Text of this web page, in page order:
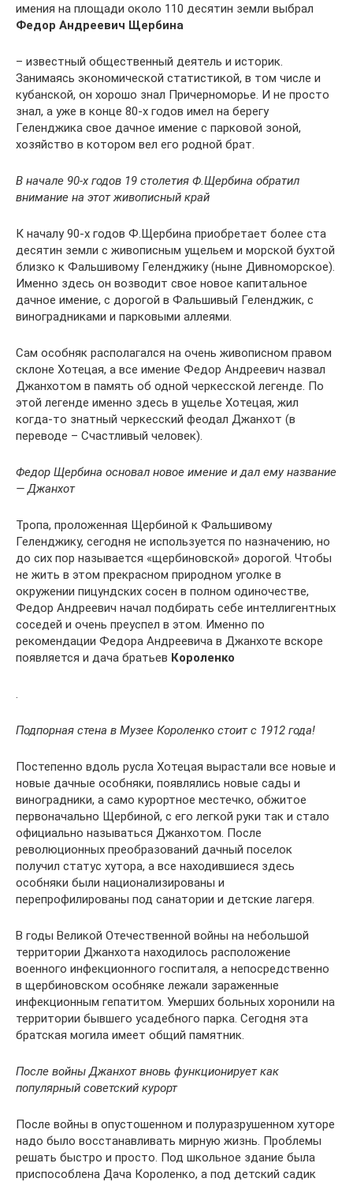
имения на площади около 110 десятин земли выбрал
Федор Андреевич Щербина
– известный общественный деятель и историк.
Занимаясь экономической статистикой, в том числе и
кубанской, он хорошо знал Причерноморье. И не просто
знал, а уже в конце 80-х годов имел на берегу
Геленджика свое дачное имение с парковой зоной,
хозяйство в котором вел его родной брат.
В начале 90-х годов 19 столетия Ф.Щербина обратил
внимание на этот живописный край
К началу 90-х годов Ф.Щербина приобретает более ста
десятин земли с живописным ущельем и морской бухтой
близко к Фальшивому Геленджику (ныне Дивноморское).
Именно здесь он возводит свое новое капитальное
дачное имение, с дорогой в Фальшивый Геленджик, с
виноградниками и парковыми аллеями.
Сам особняк располагался на очень живописном правом
склоне Хотецая, а все имение Федор Андреевич назвал
Джанхотом в память об одной черкесской легенде. По
этой легенде именно здесь в ущелье Хотецая, жил
когда-то знатный черкесский феодал Джанхот (в
переводе – Счастливый человек).
Федор Щербина основал новое имение и дал ему название
— Джанхот
Тропа, проложенная Щербиной к Фальшивому
Геленджику, сегодня не используется по назначению, но
до сих пор называется «щербиновской» дорогой. Чтобы
не жить в этом прекрасном природном уголке в
окружении пицундских сосен в полном одиночестве,
Федор Андреевич начал подбирать себе интеллигентных
соседей и очень преуспел в этом. Именно по
рекомендации Федора Андреевича в Джанхоте вскоре
появляется и дача братьев Короленко
.
Подпорная стена в Музее Короленко стоит с 1912 года!
Постепенно вдоль русла Хотецая вырастали все новые и
новые дачные особняки, появлялись новые сады и
виноградники, а само курортное местечко, обжитое
первоначально Щербиной, с его легкой руки так и стало
официально называться Джанхотом. После
революционных преобразований дачный поселок
получил статус хутора, а все находившиеся здесь
особняки были национализированы и
перепрофилированы под санатории и детские лагеря.
В годы Великой Отечественной войны на небольшой
территории Джанхота находилось расположение
военного инфекционного госпиталя, а непосредственно
в щербиновском особняке лежали зараженные
инфекционным гепатитом. Умерших больных хоронили на
территории бывшего усадебного парка. Сегодня эта
братская могила имеет общий памятник.
После войны Джанхот вновь функционирует как
популярный советский курорт
После войны в опустошенном и полуразрушенном хуторе
надо было восстанавливать мирную жизнь. Проблемы
решать быстро и просто. Под школьное здание была
приспособлена Дача Короленко, а под детский садик